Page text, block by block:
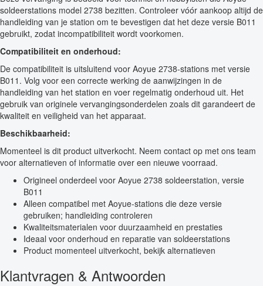
soldeerstations model 2738 bezitten. Controleer vóór aankoop altijd de
handleiding van je station om te bevestigen dat het deze versie B011
gebruikt, zodat incompatibiliteit wordt voorkomen.
Compatibiliteit en onderhoud:
De compatibiliteit is uitsluitend voor Aoyue 2738-stations met versie
B011. Volg voor een correcte werking de aanwijzingen in de
handleiding van het station en voer regelmatig onderhoud uit. Het
gebruik van originele vervangingsonderdelen zoals dit garandeert de
kwaliteit en veiligheid van het apparaat.
Beschikbaarheid:
Momenteel is dit product uitverkocht. Neem contact op met ons team
voor alternatieven of informatie over een nieuwe voorraad.
Origineel onderdeel voor Aoyue 2738 soldeerstation, versie
B011
Alleen compatibel met Aoyue-stations die deze versie
gebruiken; handleiding controleren
Kwaliteitsmaterialen voor duurzaamheid en prestaties
Ideaal voor onderhoud en reparatie van soldeerstations
Product momenteel uitverkocht, bekijk alternatieven
Klantvragen & Antwoorden